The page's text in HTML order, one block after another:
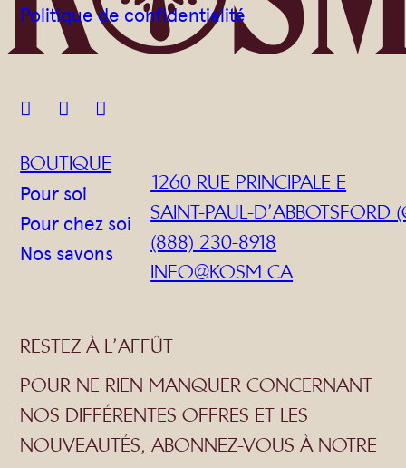
Politique de confidentialité
  
BOUTIQUE
Pour soi
Pour chez soi
Nos savons
1260 RUE PRINCIPALE E
SAINT-PAUL-D’ABBOTSFORD
(888) 230-8918
INFO@KOSM.CA
RESTEZ À L’AFFÛT
POUR NE RIEN MANQUER CONCERNANT
NOS DIFFÉRENTES OFFRES ET LES
NOUVEAUTÉS, ABONNEZ-VOUS À NOTRE